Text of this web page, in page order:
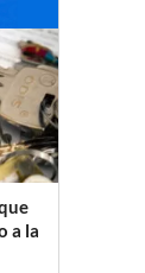
a la